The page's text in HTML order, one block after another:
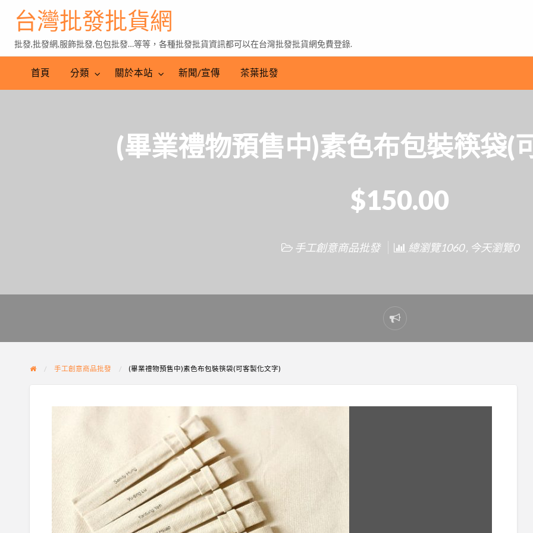
茶
發
台灣批發批貨網
批發,批發網,服飾批發,包包批發…等等，各種批發批貨資訊都可以在台灣批發批貨網免費登錄.
首頁 分類 關於本站 新聞/宣傳 茶葉批發
(畢業禮物預售中)素色布包裝筷袋(
$150.00
手工創意商品批發 總瀏覽1060 , 今天瀏覽0
Report
problem
手工創意商品批發 (畢業禮物預售中)素色布包裝筷袋(可客製化文字)